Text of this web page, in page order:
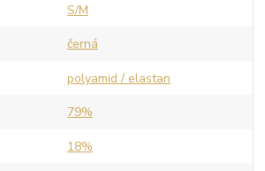
S/M
černá
polyamid / elastan
79%
18%